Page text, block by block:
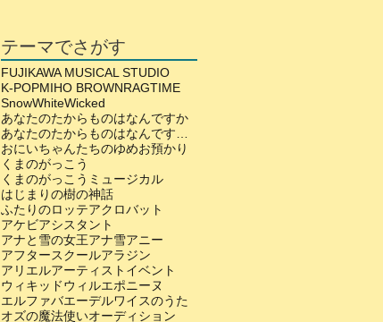
テーマでさがす
FUJIKAWA MUSICAL STUDIO
K-POPMIHO BROWNRAGTIME
SnowWhiteWicked
あなたのたからものはなんですか
おにいちゃんたちのゆめお預かり
くまのがっこう
くまのがっこうミュージカル
はじまりの樹の神話
ふたりのロッテアクロバット
アケビアシスタント
アナと雪の女王アナ雪アニー
アフタースクールアラジン
アリエルアーティスト イベント
ウィキッドウィルエポニーヌ
エルファバエーデルワイスのうた
オズの魔法使いオーディション